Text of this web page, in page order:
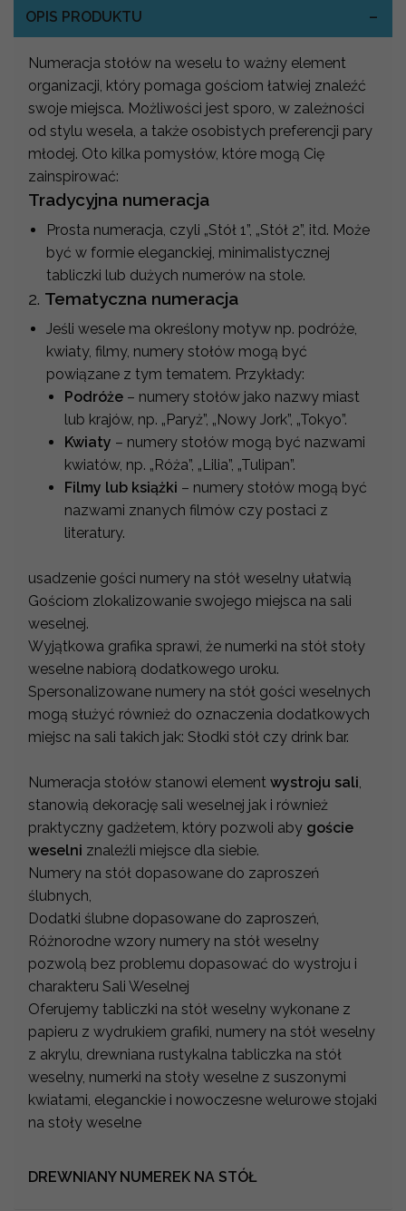
OPIS PRODUKTU
Numeracja stołów na weselu to ważny element
organizacji, który pomaga gościom łatwiej znaleźć
swoje miejsca. Możliwości jest sporo, w zależności
od stylu wesela, a także osobistych preferencji pary
młodej. Oto kilka pomysłów, które mogą Cię
zainspirować:
Tradycyjna numeracja
Prosta numeracja, czyli „Stół 1”, „Stół 2”, itd. Może
być w formie eleganckiej, minimalistycznej
tabliczki lub dużych numerów na stole.
2. Tematyczna numeracja
Jeśli wesele ma określony motyw np. podróże,
kwiaty, filmy, numery stołów mogą być
powiązane z tym tematem. Przykłady:
Podróże – numery stołów jako nazwy miast
lub krajów, np. „Paryż”, „Nowy Jork”, „Tokyo”.
Kwiaty – numery stołów mogą być nazwami
kwiatów, np. „Róża”, „Lilia”, „Tulipan”.
Filmy lub książki – numery stołów mogą być
nazwami znanych filmów czy postaci z
literatury.
usadzenie gości numery na stół weselny ułatwią
Gościom zlokalizowanie swojego miejsca na sali
weselnej.
Wyjątkowa grafika sprawi, że numerki na stół stoły
weselne nabiorą dodatkowego uroku.
Spersonalizowane numery na stół gości weselnych
mogą służyć również do oznaczenia dodatkowych
miejsc na sali takich jak: Słodki stół czy drink bar.
Numeracja stołów stanowi element wystroju sali,
stanowią dekorację sali weselnej jak i również
praktyczny gadżetem, który pozwoli aby goście
weselni znaleźli miejsce dla siebie.
Numery na stół dopasowane do zaproszeń
ślubnych,
Dodatki ślubne dopasowane do zaproszeń,
Różnorodne wzory numery na stół weselny
pozwolą bez problemu dopasować do wystroju i
charakteru Sali Weselnej
Oferujemy tabliczki na stół weselny wykonane z
papieru z wydrukiem grafiki, numery na stół weselny
z akrylu, drewniana rustykalna tabliczka na stół
weselny, numerki na stoły weselne z suszonymi
kwiatami, eleganckie i nowoczesne welurowe stojaki
na stoły weselne
DREWNIANY NUMEREK NA STÓŁ